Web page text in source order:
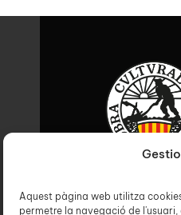
Aquest pàgina web utilitza
permetre la navegació de
Carrer de Sant